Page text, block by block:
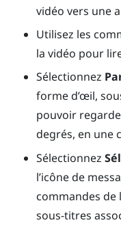
vidéo vers une
Utilisez les
la vidéo pour
Sélectionnez
forme d’œil,
pouvoir
degrés, en une
Sélectionnez
l’icône de
commandes
sous-titres